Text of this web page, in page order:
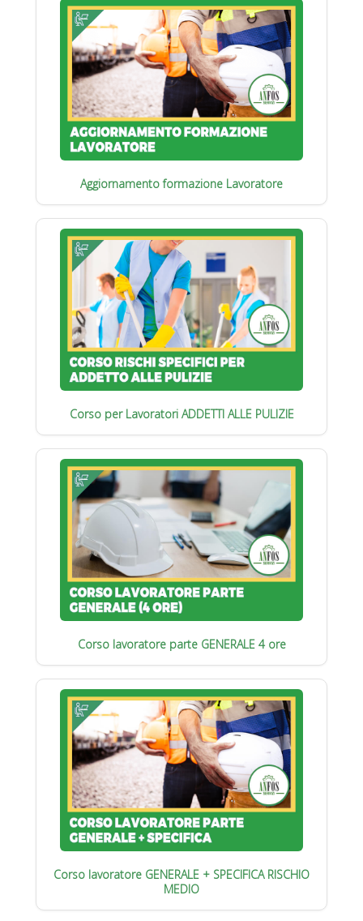
Aggiornamento formazione Lavoratore
Corso per Lavoratori ADDETTI ALLE PULIZIE
Corso lavoratore parte GENERALE 4 ore
Corso lavoratore GENERALE + SPECIFICA RISCHIO
MEDIO